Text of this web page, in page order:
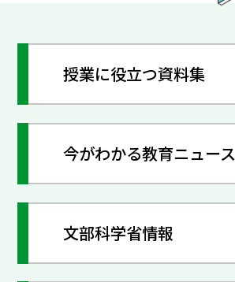
授業に役立つ資料集
今がわかる教育ニュース
文部科学省情報